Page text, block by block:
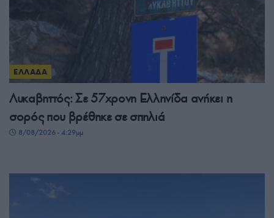
ΕΛΛΑΔΑ
Λυκαβηττός: Σε 57χρονη Ελληνίδα ανήκει η
σορός που βρέθηκε σε σπηλιά
8/08/2026 - 4:29μμ